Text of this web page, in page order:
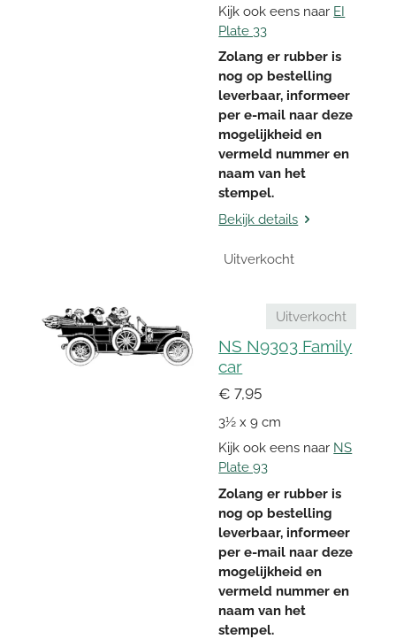
Kijk ook eens naar EI
Plate 33
Zolang er rubber is
nog op bestelling
leverbaar, informeer
per e-mail naar deze
mogelijkheid en
vermeld nummer en
naam van het
stempel.
Bekijk details
Uitverkocht
Uitverkocht
NS N9303 Family
car
€ 7,95
3½ x 9 cm
Kijk ook eens naar NS
Plate 93
Zolang er rubber is
nog op bestelling
leverbaar, informeer
per e-mail naar deze
mogelijkheid en
vermeld nummer en
naam van het
stempel.